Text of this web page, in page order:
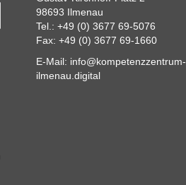
98693 Ilmenau
Tel.: +49 (0) 3677 69-5076
Fax: +49 (0) 3677 69-1660
E-Mail: info@kompetenzzentrum-
ilmenau.digital